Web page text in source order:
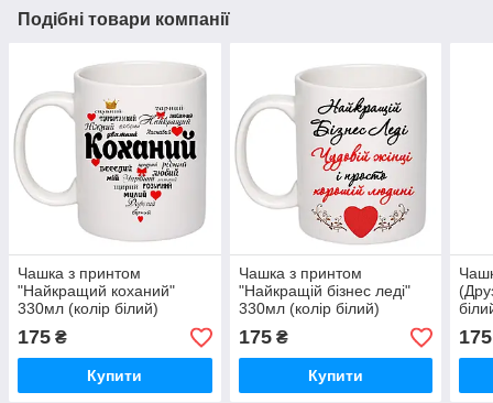
Подібні товари компанії
Чашка з принтом
"Найкращий коханий"
330мл (колір білий)
(17526)
175 ₴
Купити
Чашка з принтом
"Найкращій бізнес леді"
330мл (колір білий)
(19371)
175₴
Купити
175